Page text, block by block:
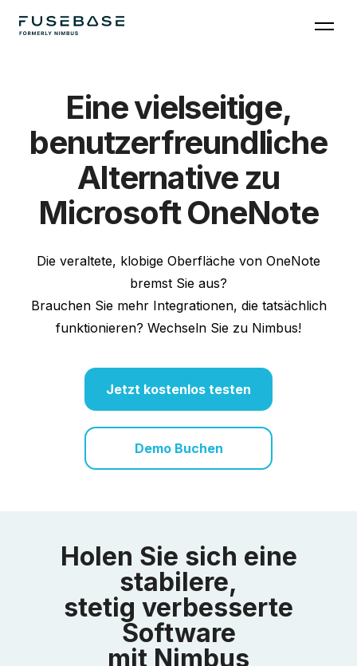
Eine vielseitige,
benutzerfreundliche
Alternative zu
Microsoft OneNote
Die veraltete, klobige Oberfläche von OneNote
bremst Sie aus?
Brauchen Sie mehr Integrationen, die tatsächlich
funktionieren? Wechseln Sie zu Nimbus!
Jetzt kostenlos testen
Demo Buchen
Holen Sie sich eine
stabilere,
stetig verbesserte
Software
mit Nimbus